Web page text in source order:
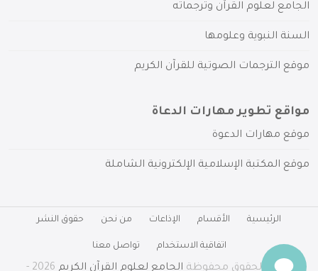
الجامع لعلوم القرآن وترجماته
السنة النبوية وعلومها
موقع الترجمات الصوتية للقرآن الكريم
مواقع تطوير مهارات الدعاة
موقع مهارات الدعوة
موقع المكتبة الإسلامية الإلكترونية الشاملة
الرئيسية الأقسام الإذاعات من نحن حقوق النشر
اتفاقية الاستخدام تواصل معنا
جميع الحقوق محفوظة الجامع لعلوم القرآن الكريم 2026 -